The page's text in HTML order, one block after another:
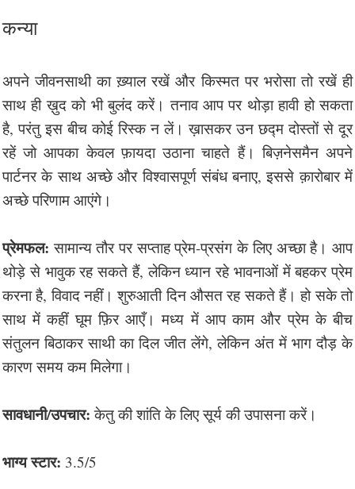
कन्या
अपने जीवनसाथी का ख़्याल रखें और किस्मत पर भरोसा तो रखें ही
साथ ही ख़ुद को भी बुलंद करें। तनाव आप पर थोड़ा हावी हो सकता
है, परंतु इस बीच कोई रिस्क न लें। ख़ासकर उन छद्म दोस्तों से दूर
रहें जो आपका केवल फ़ायदा उठाना चाहते हैं। बिज़नेसमैन अपने
पार्टनर के साथ अच्छे और विश्वासपूर्ण संबंध बनाए, इससे क़ारोबार में
अच्छे परिणाम आएंगे।
प्रेमफल: सामान्य तौर पर सप्ताह प्रेम-प्रसंग के लिए अच्छा है। आप
थोड़े से भावुक रह सकते हैं, लेकिन ध्यान रहे भावनाओं में बहकर प्रेम
करना है, विवाद नहीं। शुरुआती दिन औसत रह सकते हैं। हो सके तो
साथ में कहीं घूम फ़िर आएँ। मध्य में आप काम और प्रेम के बीच
संतुलन बिठाकर साथी का दिल जीत लेंगे, लेकिन अंत में भाग दौड़ के
कारण समय कम मिलेगा।
सावधानी/उपचार:केतु की शांति के लिए सूर्य की उपासना करें।
भाग्य स्टार: 3.5/5